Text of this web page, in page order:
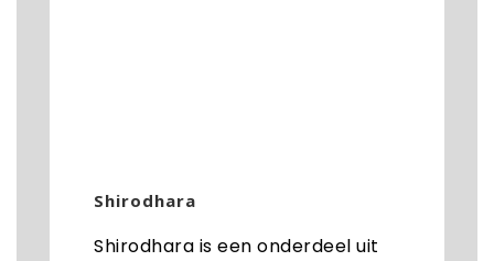
Shirodhara
Shirodhara is een onderdeel uit